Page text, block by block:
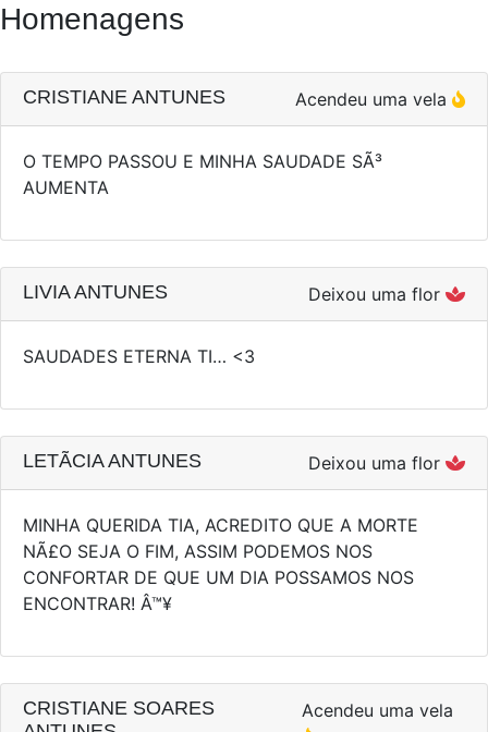
Homenagens
CRISTIANE ANTUNES Acendeu uma vela
O TEMPO PASSOU E MINHA SAUDADE SÃ³
AUMENTA
LIVIA ANTUNES Deixou uma flor
SAUDADES ETERNA TI… <3
LETÃ­CIA ANTUNES Deixou uma flor
MINHA QUERIDA TIA, ACREDITO QUE A MORTE
NÃ£O SEJA O FIM, ASSIM PODEMOS NOS
CONFORTAR DE QUE UM DIA POSSAMOS NOS
ENCONTRAR! Â™¥
CRISTIANE SOARES
Acendeu uma vela